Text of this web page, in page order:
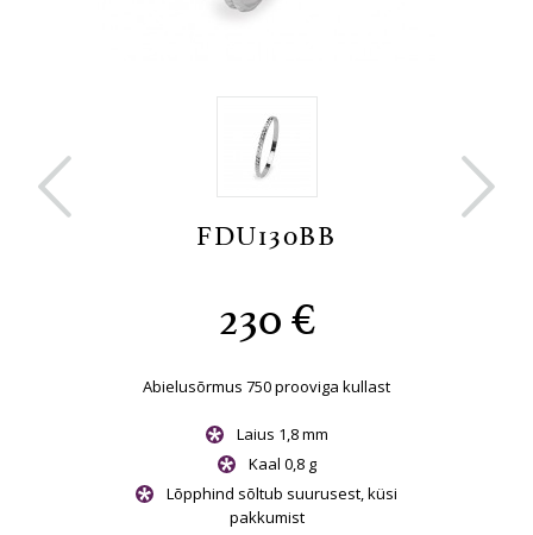
FDU130BB
230 €
Abielusõrmus 750 prooviga kullast
Laius 1,8 mm
Kaal 0,8 g
Lõpphind sõltub suurusest, küsi
pakkumist
 